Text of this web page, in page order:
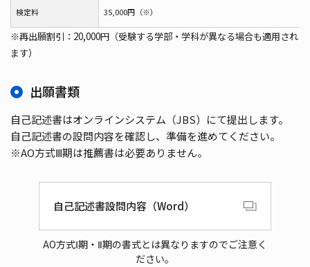
検定料 35,000円（※）
※再出願割引：20,000円（受験する学部・学科が異なる場合も適用され
ます）
出願書類
自己記述書はオンラインシステム（JBS）にて提出します。
自己記述書の設問内容を確認し、準備を進めてください。
※AO方式Ⅲ期は推薦書は必要ありません。
自己記述書設問内容（Word）
AO方式Ⅰ期・Ⅱ期の書式とは異なりますのでご注意く
ださい。